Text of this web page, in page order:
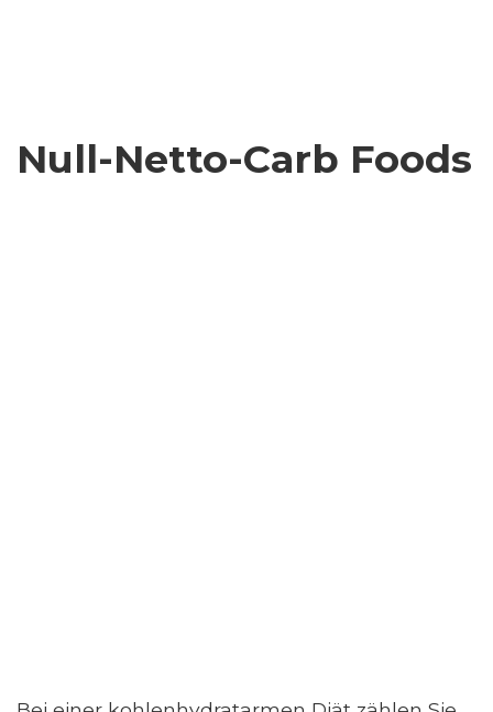
Null-Netto-Carb Foods